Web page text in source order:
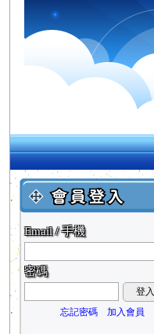
Email / 手機
密碼
登入
忘記密碼
加入會員